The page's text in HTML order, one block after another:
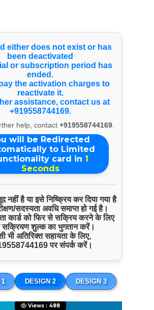
either does not exist or has
been deactivated
or subscription period has
ended.
the activation charges to
reactivate it.
assistance, contact us at
+919558744169.
help, contact +919558744169
will be Redirected
to Limited
card in 1
Seconds
नहीं है या इसे निष्क्रिय कर दिया गया है
सदस्यता अवधि समाप्त हो गई है।
कार्ड को फिर से सक्रिय करने के लिए
शुल्क का भुगतान करें।
भी अतिरिक्त सहायता के लिए,
पर संपर्क करें।
1 DESIGN 2 DESIGN 3
Views : 488
Details
OPERATIVE BANK LTD